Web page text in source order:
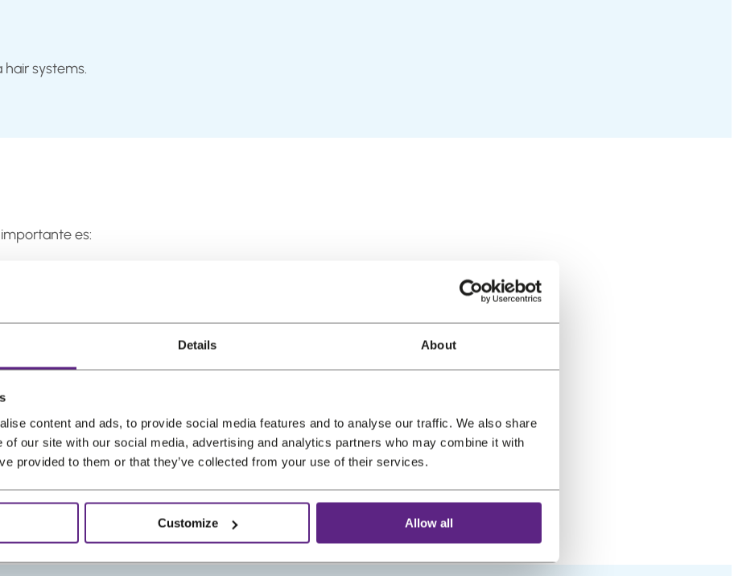
Details About
content and ads, to provide social media features and to analyse our traffic. We also share
of our site with our social media, advertising and analytics partners who may combine it with
provided to them or that they’ve collected from your use of their services.
Customize Allow all
systems.
es:
“invisibles”
mayor que otras.
necesario utilizar una cinta diseñada para 4–6 semanas de uso.